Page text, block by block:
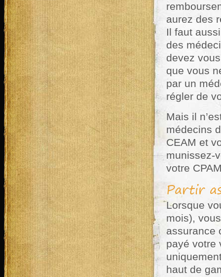
aurez des
Il faut
des
devez
que vous
par un
régler de
Mais il
médecins
CEAM et
munissez-
votre
Partir
Lorsque
mois),
assurance
payé votre
haut de